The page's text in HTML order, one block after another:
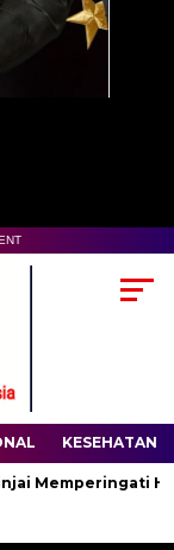
KESEHATAN
Hari